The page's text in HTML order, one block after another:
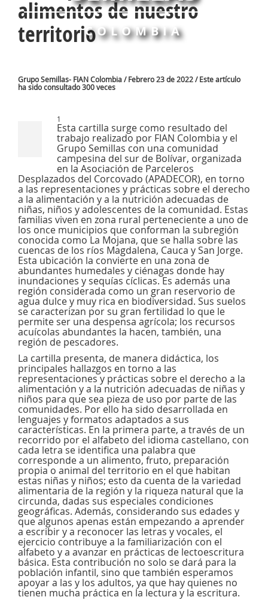
COLOMBIA
alimentos de nuestro
territorio
Grupo Semillas- FIAN Colombia / Febrero 23 de 2022 / Este artículo
ha sido consultado 300 veces
1
Esta cartilla surge como resultado del
trabajo realizado por FIAN Colombia y el
Grupo Semillas con una comunidad
campesina del sur de Bolívar, organizada
en la Asociación de Parceleros
Desplazados del Corcovado (APADECOR), en torno
a las representaciones y prácticas sobre el derecho
a la alimentación y a la nutrición adecuadas de
niñas, niños y adolescentes de la comunidad. Estas
familias viven en zona rural perteneciente a uno de
los once municipios que conforman la subregión
conocida como La Mojana, que se halla sobre las
cuencas de los ríos Magdalena, Cauca y San Jorge.
Esta ubicación la convierte en una zona de
abundantes humedales y ciénagas donde hay
inundaciones y sequías cíclicas. Es además una
región considerada como un gran reservorio de
agua dulce y muy rica en biodiversidad. Sus suelos
se caracterizan por su gran fertilidad lo que le
permite ser una despensa agrícola; los recursos
acuícolas abundantes la hacen, también, una
región de pescadores.
La cartilla presenta, de manera didáctica, los
principales hallazgos en torno a las
representaciones y prácticas sobre el derecho a la
alimentación y a la nutrición adecuadas de niñas y
niños para que sea pieza de uso por parte de las
comunidades. Por ello ha sido desarrollada en
lenguajes y formatos adaptados a sus
características. En la primera parte, a través de un
recorrido por el alfabeto del idioma castellano, con
cada letra se identifica una palabra que
corresponde a un alimento, fruto, preparación
propia o animal del territorio en el que habitan
estas niñas y niños; esto da cuenta de la variedad
alimentaria de la región y la riqueza natural que la
circunda, dadas sus especiales condiciones
geográficas. Además, considerando sus edades y
que algunos apenas están empezando a aprender
a escribir y a reconocer las letras y vocales, el
ejercicio contribuye a la familiarización con el
alfabeto y a avanzar en prácticas de lectoescritura
básica. Esta contribución no solo se dará para la
población infantil, sino que también esperamos
apoyar a las y los adultos, ya que hay quienes no
tienen mucha práctica en la lectura y la escritura.